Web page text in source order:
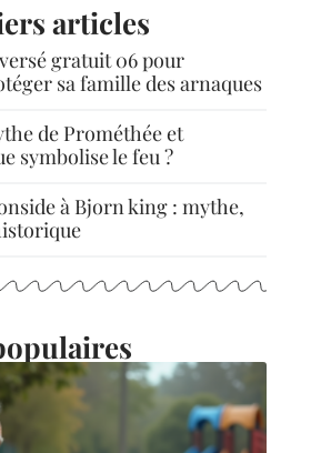
articles
gratuit 06 pour
sa famille des arnaques
de Prométhée et
symbolise le feu ?
à Bjorn king : mythe,